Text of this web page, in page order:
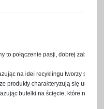
to połączenie pasji, dobrej zabawy i
na idei recyklingu tworzy
produkty charakteryzują się
butelki na ścięcie, które